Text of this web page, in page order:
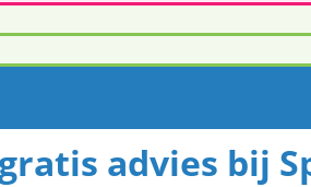
advies bij